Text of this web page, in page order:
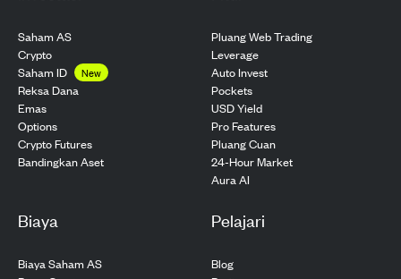
Saham AS
Crypto
Saham ID
New
Reksa Dana
Emas
Options
Crypto Futures
Bandingkan Aset
Pluang Web Trading
Leverage
Auto Invest
Pockets
USD Yield
Pro Features
Pluang Cuan
24-Hour Market
Aura AI
Biaya
Biaya Saham AS
Pelajari
Blog